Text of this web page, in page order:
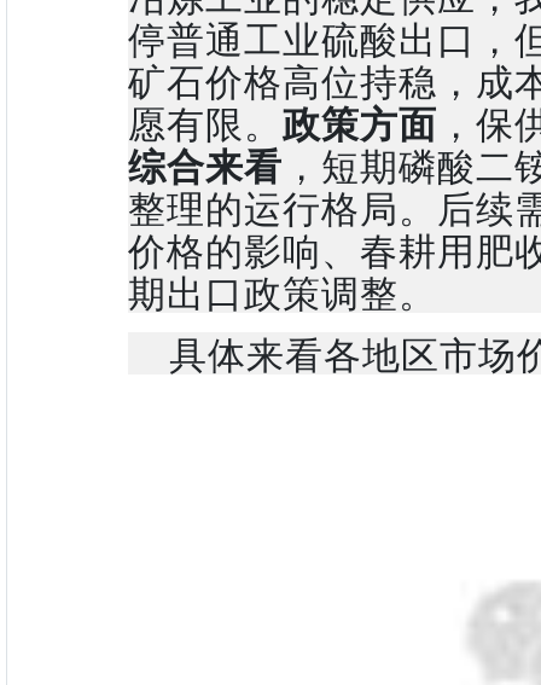
停普通工业硫酸出口，
矿石价格高位持稳，成
愿有限。 政策方面 ，保
综合来看 ，短期磷酸
整理的运行格局。后续
价格的影响、春耕用肥
期出口政策调整。
具体来看各地区市场